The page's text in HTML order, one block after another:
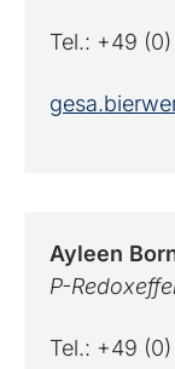
Tel.: +49
Ayleen
P-
Tel.: +49